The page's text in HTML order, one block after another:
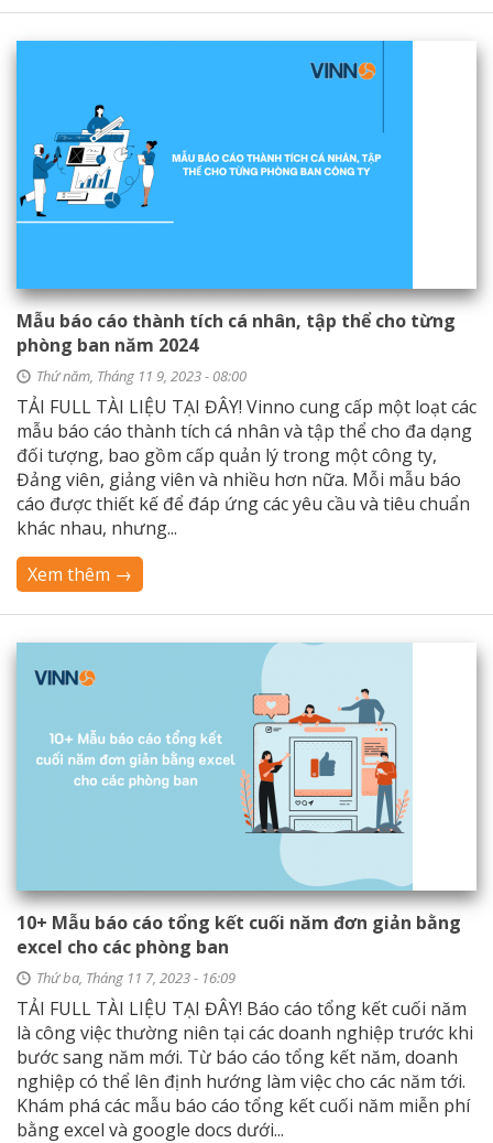
Mẫu báo cáo thành tích cá nhân, tập thể cho từng
phòng ban năm 2024
Thứ năm, Tháng 11 9, 2023 - 08:00
TẢI FULL TÀI LIỆU TẠI ĐÂY! Vinno cung cấp một loạt các
mẫu báo cáo thành tích cá nhân và tập thể cho đa dạng
đối tượng, bao gồm cấp quản lý trong một công ty,
Đảng viên, giảng viên và nhiều hơn nữa. Mỗi mẫu báo
cáo được thiết kế để đáp ứng các yêu cầu và tiêu chuẩn
khác nhau, nhưng...
Xem thêm →
10+ Mẫu báo cáo tổng kết cuối năm đơn giản bằng
excel cho các phòng ban
Thứ ba, Tháng 11 7, 2023 - 16:09
TẢI FULL TÀI LIỆU TẠI ĐÂY! Báo cáo tổng kết cuối năm
là công việc thường niên tại các doanh nghiệp trước khi
bước sang năm mới. Từ báo cáo tổng kết năm, doanh
nghiệp có thể lên định hướng làm việc cho các năm tới.
Khám phá các mẫu báo cáo tổng kết cuối năm miễn phí
bằng excel và google docs dưới...